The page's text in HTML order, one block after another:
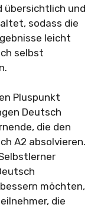
übersichtlich und
sodass die
leicht
selbst
Pluspunkt
Deutsch
die den
A2 absolvieren.
möchten,
die